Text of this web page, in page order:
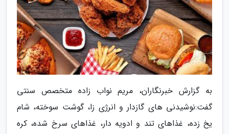
به گزارش خبرنگاران، مریم نواب زاده متخصص سنتی
گفت:نوشیدنی های گازدار و انرژی زا، گوشت سوخته، شام
یخ زده، غذاهای تند و ادویه دار، غذاهای سرخ شده، کره